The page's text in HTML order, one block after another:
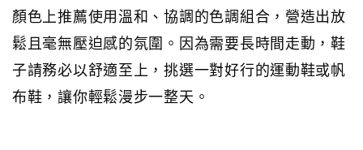
顏色上推薦使用溫和、協調的色調組合，營造出放
鬆且毫無壓迫感的氛圍。因為需要長時間走動，鞋
子請務必以舒適至上，挑選一對好行的運動鞋或帆
布鞋，讓你輕鬆漫步一整天。